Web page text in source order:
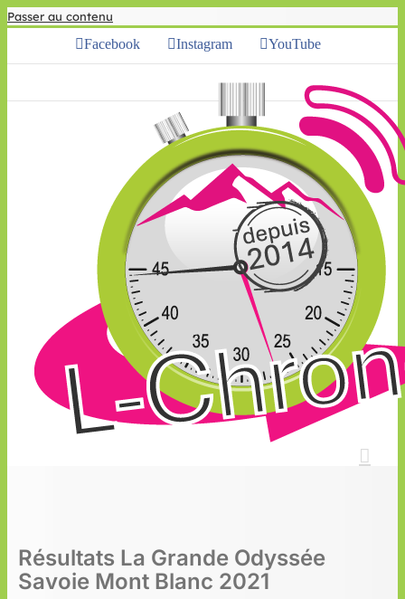
Passer au contenu
Facebook Instagram YouTube
Résultats La Grande Odyssée
Savoie Mont Blanc 2021